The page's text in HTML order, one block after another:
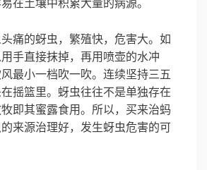
在土壤中积累大量的病源。
痛的蚜虫，繁殖快，危害大。如
手直接抹掉，再用喷壶的水冲
最小一档吹一吹。连续坚持三五
摇篮里。蚜虫往往不是单独存在
即其蜜露食用。所以，买来治蚂
来源治理好，发生蚜虫危害的可